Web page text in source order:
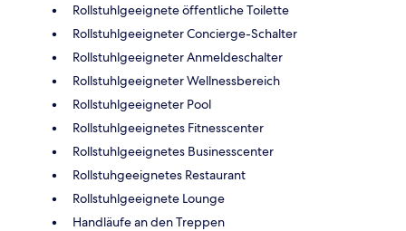
Rollstuhlgeeignete öffentliche Toilette
Rollstuhlgeeigneter Concierge-Schalter
Rollstuhlgeeigneter Anmeldeschalter
Rollstuhlgeeigneter Wellnessbereich
Rollstuhlgeeigneter Pool
Rollstuhlgeeignetes Fitnesscenter
Rollstuhlgeeignetes Businesscenter
Rollstuhgeeignetes Restaurant
Rollstuhlgeeignete Lounge
Handläufe an den Treppen